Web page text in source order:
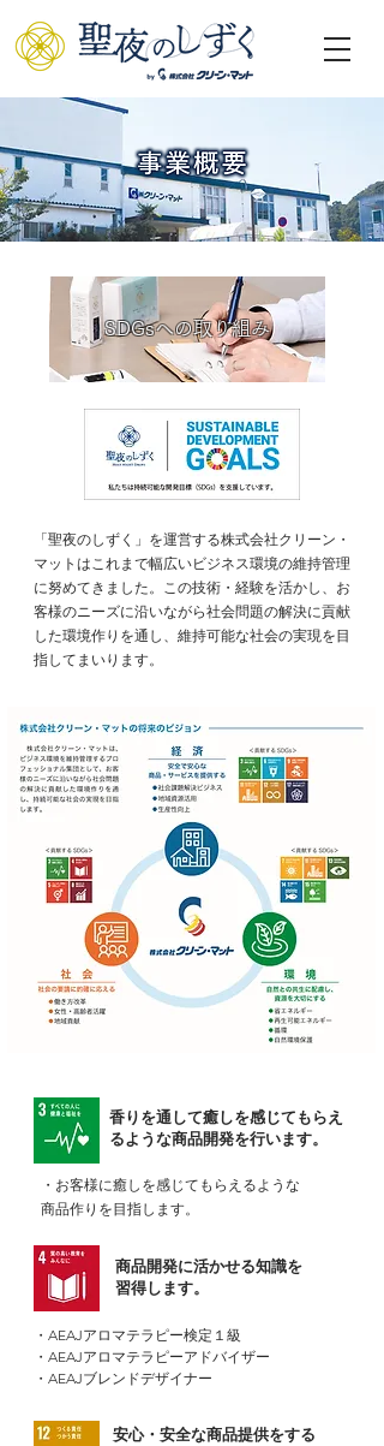
SDGsへの取り組み
「聖夜のしずく」を運営する株式会社クリーン・
マットはこれまで幅広いビジネス環境の維持管理
に努めてきました。この技術・経験を活かし、お
客様のニーズに沿いながら社会問題の解決に貢献
した環境作りを通し、維持可能な社会の実現を目
指してまいります。
香りを通して癒しを感じてもらえ
るような商品開発を行います。
・お客様に癒しを感じてもらえるような
商品作りを目指します。
商品開発に活かせる知識を
習得します。
・AEAJアロマテラピー検定１級
・AEAJアロマテラピーアドバイザー
・AEAJブレンドデザイナー
安心・安全な商品提供をする